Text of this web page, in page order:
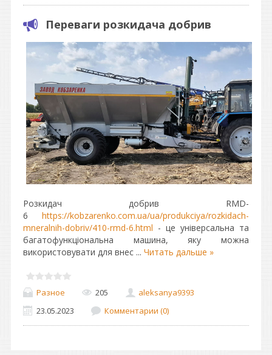
Переваги розкидача добрив
Розкидач добрив RMD-
6 https://kobzarenko.com.ua/ua/produkciya/rozkidach-
mneralnih-dobriv/410-rmd-6.html - це універсальна та
багатофункціональна машина, яку можна
використовувати для внес ... Читать дальше »
Разное 205
aleksanya9393
23.05.2023
Комментарии (0)